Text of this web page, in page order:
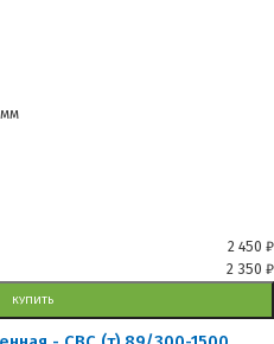
2 450 ₽
2 350 ₽
КУПИТЬ